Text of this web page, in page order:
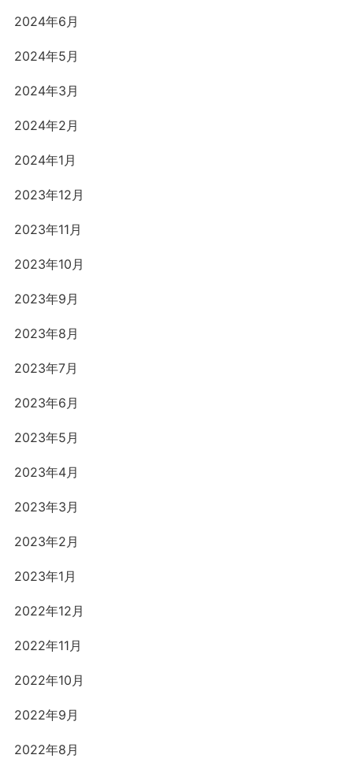
2024年6月
2024年5月
2024年3月
2024年2月
2024年1月
2023年12月
2023年11月
2023年10月
2023年9月
2023年8月
2023年7月
2023年6月
2023年5月
2023年4月
2023年3月
2023年2月
2023年1月
2022年12月
2022年11月
2022年10月
2022年9月
2022年8月